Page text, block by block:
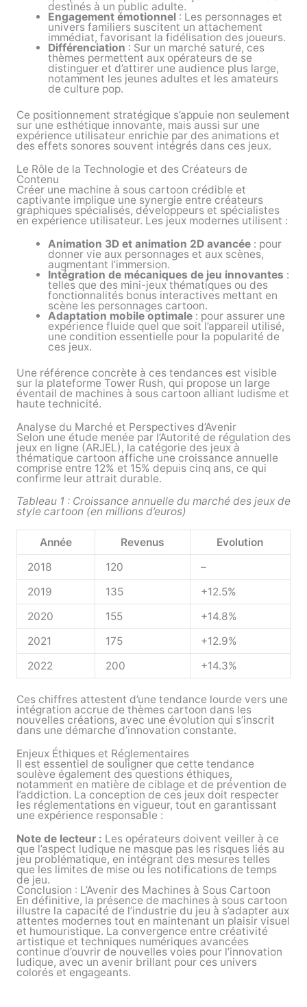
destinés à un public adulte.
Engagement émotionnel : Les personnages et
univers familiers suscitent un attachement
immédiat, favorisant la fidélisation des joueurs.
Différenciation : Sur un marché saturé, ces
thèmes permettent aux opérateurs de se
distinguer et d’attirer une audience plus large,
notamment les jeunes adultes et les amateurs
de culture pop.
Ce positionnement stratégique s’appuie non seulement
sur une esthétique innovante, mais aussi sur une
expérience utilisateur enrichie par des animations et
des effets sonores souvent intégrés dans ces jeux.
Le Rôle de la Technologie et des Créateurs de
Contenu
Créer une machine à sous cartoon crédible et
captivante implique une synergie entre créateurs
graphiques spécialisés, développeurs et spécialistes
en expérience utilisateur. Les jeux modernes utilisent :
Animation 3D et animation 2D avancée : pour
donner vie aux personnages et aux scènes,
augmentant l’immersion.
Intégration de mécaniques de jeu innovantes :
telles que des mini-jeux thématiques ou des
fonctionnalités bonus interactives mettant en
scène les personnages cartoon.
Adaptation mobile optimale : pour assurer une
expérience fluide quel que soit l’appareil utilisé,
une condition essentielle pour la popularité de
ces jeux.
Une référence concrète à ces tendances est visible
sur la plateforme Tower Rush, qui propose un large
éventail de machines à sous cartoon alliant ludisme et
haute technicité.
Analyse du Marché et Perspectives d’Avenir
Selon une étude menée par l’Autorité de régulation des
jeux en ligne (ARJEL), la catégorie des jeux à
thématique cartoon affiche une croissance annuelle
comprise entre 12% et 15% depuis cinq ans, ce qui
confirme leur attrait durable.
Tableau 1 : Croissance annuelle du marché des jeux de
style cartoon (en millions d’euros)
Année Revenus
Evolution
2018
120
–
2019
135
+12.5%
2020
155
+14.8%
2021
175
+12.9%
2022
200 +14.3%
Ces chiffres attestent d’une tendance lourde vers une
intégration accrue de thèmes cartoon dans les
nouvelles créations, avec une évolution qui s’inscrit
dans une démarche d’innovation constante.
Enjeux Éthiques et Réglementaires
Il est essentiel de souligner que cette tendance
soulève également des questions éthiques,
notamment en matière de ciblage et de prévention de
l’addiction. La conception de ces jeux doit respecter
les réglementations en vigueur, tout en garantissant
une expérience responsable :
Note de lecteur : Les opérateurs doivent veiller à ce
que l’aspect ludique ne masque pas les risques liés au
jeu problématique, en intégrant des mesures telles
que les limites de mise ou les notifications de temps
de jeu.
Conclusion : L’Avenir des Machines à Sous Cartoon
En définitive, la présence de machines à sous cartoon
illustre la capacité de l’industrie du jeu à s’adapter aux
attentes modernes tout en maintenant un plaisir visuel
et humouristique. La convergence entre créativité
artistique et techniques numériques avancées
continue d’ouvrir de nouvelles voies pour l’innovation
ludique, avec un avenir brillant pour ces univers
colorés et engageants.